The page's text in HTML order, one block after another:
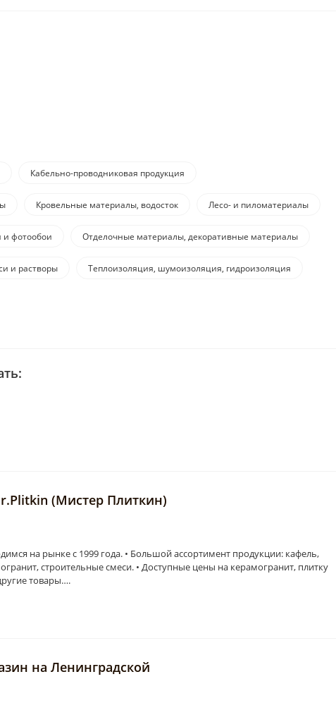
Кабельно-проводниковая продукция
Кровельные материалы, водосток Лесо- и пиломатериалы
и фотообои Отделочные материалы, декоративные материалы
и растворы Теплоизоляция, шумоизоляция, гидроизоляция
(Мистер Плиткин)
на рынке с 1999 года. • Большой ассортимент продукции: кафель,
строительные смеси. • Доступные цены на керамогранит, плитку
товары….
на Ленинградской